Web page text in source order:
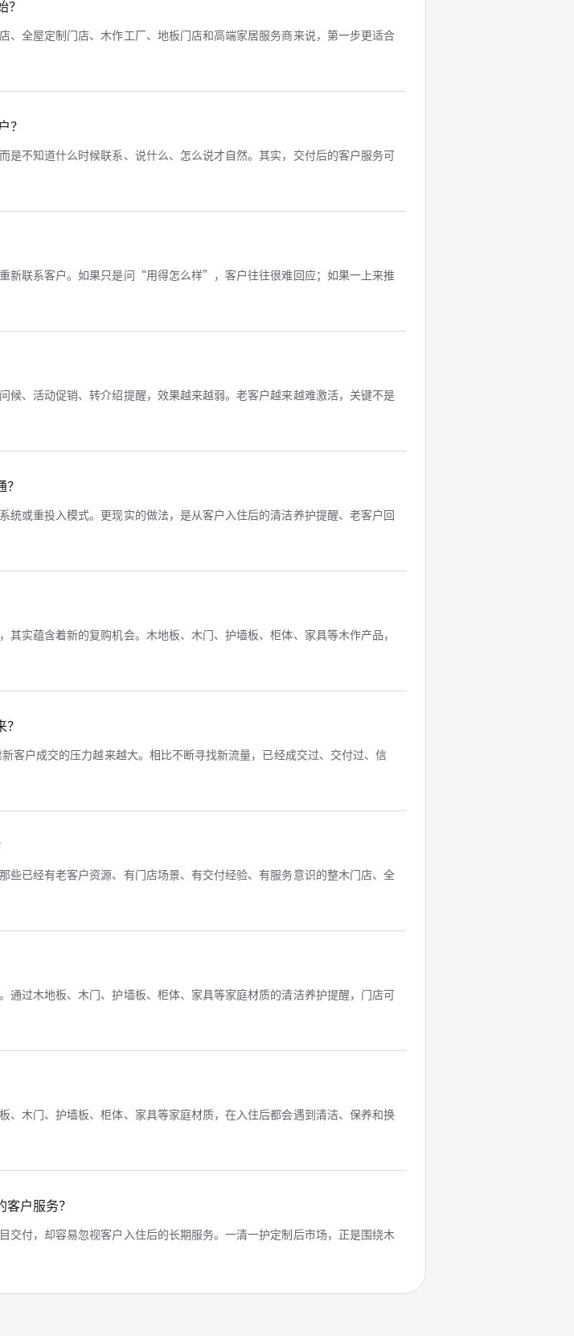
全屋定制门店、木作工厂、地板门店和高端家居服务商来说，第一步更适合
？
不知道什么时候联系、说什么、怎么说才自然。其实，交付后的客户服务可
新联系客户。如果只是问“用得怎么样”，客户往往很难回应；如果一上来推
、活动促销、转介绍提醒，效果越来越弱。老客户越来越难激活，关键不是
或重投入模式。更现实的做法，是从客户入住后的清洁养护提醒、老客户回
实蕴含着新的复购机会。木地板、木门、护墙板、柜体、家具等木作产品，
客户成交的压力越来越大。相比不断寻找新流量，已经成交过、交付过、信
已经有老客户资源、有门店场景、有交付经验、有服务意识的整木门店、全
过木地板、木门、护墙板、柜体、家具等家庭材质的清洁养护提醒，门店可
木门、护墙板、柜体、家具等家庭材质，在入住后都会遇到清洁、保养和换
户服务？
付，却容易忽视客户入住后的长期服务。一清一护定制后市场，正是围绕木